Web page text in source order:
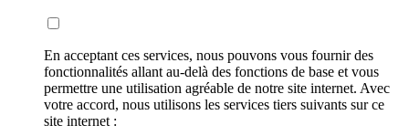
En acceptant ces services, nous pouvons vous fournir des
fonctionnalités allant au-delà des fonctions de base et vous
permettre une utilisation agréable de notre site internet. Avec
votre accord, nous utilisons les services tiers suivants sur ce
site internet :